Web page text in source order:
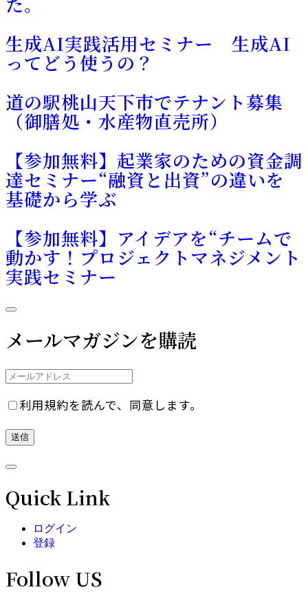
生成AI実践活用セミナー 生成AI
ってどう使うの？
道の駅桃山天下市でテナント募集
（御膳処・水産物直売所）
【参加無料】起業家のための資金調
達セミナー“融資と出資”の違いを
基礎から学ぶ
【参加無料】アイデアを“チームで
動かす！プロジェクトマネジメント
実践セミナー
メールマガジンを購読
利用規約を読んで、同意します。
Quick Link
ログイン
登録
Follow US